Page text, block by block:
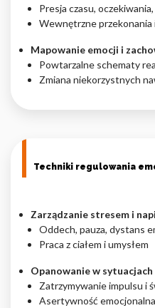
Presja czasu,
Wewnętrzne przekonania
Mapowanie emocji i
Powtarzalne schematy
Zmiana niekorzystnych
Techniki regulowania
Zarządzanie stresem i
Oddech, pauza, dystans
Praca z ciałem i umysłem
Opanowanie w
Zatrzymywanie impulsu i
Asertywność emocjonalna